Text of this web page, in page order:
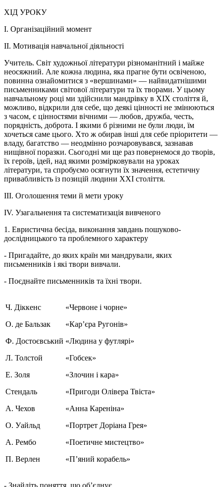
ХІД УРОКУ
I. Організаційний момент
II. Мотивація навчальної діяльності
Учитель. Світ художньої літератури різноманітний і майже
неосяжний. Але кожна людина, яка прагне бути освіченою,
повинна ознайомитися з «вершинами» — найвидатнішими
письменниками світової літератури та їх творами. У цьому
навчальному році ми здійснили мандрівку в ХІХ століття й,
можливо, відкрили для себе, що деякі цінності не змінюються
з часом, є цінностями вічними — любов, дружба, честь,
порядність, доброта. І якими б різними не були люди, їм
хочеться саме цього. Хто ж обирав інші для себе пріоритети —
владу, багатство — неодмінно розчаровувався, зазнавав
нищівної поразки. Сьогодні ми ще раз повернемося до творів,
їх героїв, ідей, над якими розмірковували на уроках
літератури, та спробуємо осягнути їх значення, естетичну
привабливість із позицій людини ХХІ століття.
III. Оголошення теми й мети уроку
IV. Узагальнення та систематизація вивченого
1. Евристична бесіда, виконання завдань пошуково-
дослідницького та проблемного характеру
- Пригадайте, до яких країн ми мандрували, яких
письменників і які твори вивчали.
- Поєднайте письменників та їхні твори.
Ч. Діккенс
О. де Бальзак
Ф. Достоєвський
Л. Толстой
Е. Золя
Стендаль
А. Чехов
О. Уайльд
А. Рембо
П. Верлен
«Червоне і чорне»
«Кар’єра Ругонів»
«Людина у футлярі»
«Гобсек»
«Злочин і кара»
«Пригоди Олівера Твіста»
«Анна Кареніна»
«Портрет Доріана Грея»
«Поетичне мистецтво»
«П’яний корабель»
- Знайдіть поняття, що об’єднує.